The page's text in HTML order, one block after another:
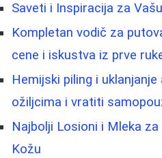
Saveti i Inspiracija za
Kompletan vodič za
cene i iskustva iz prve
Hemijski piling i
ožiljcima i vratiti
Najbolji Losioni i Mleka
Kožu